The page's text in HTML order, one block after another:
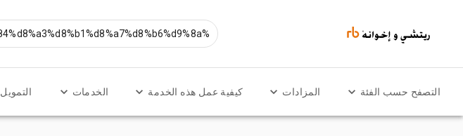
التصفح حسب الفئة المزادات كيفية عمل هذه الخدمة الخدمات التمويل